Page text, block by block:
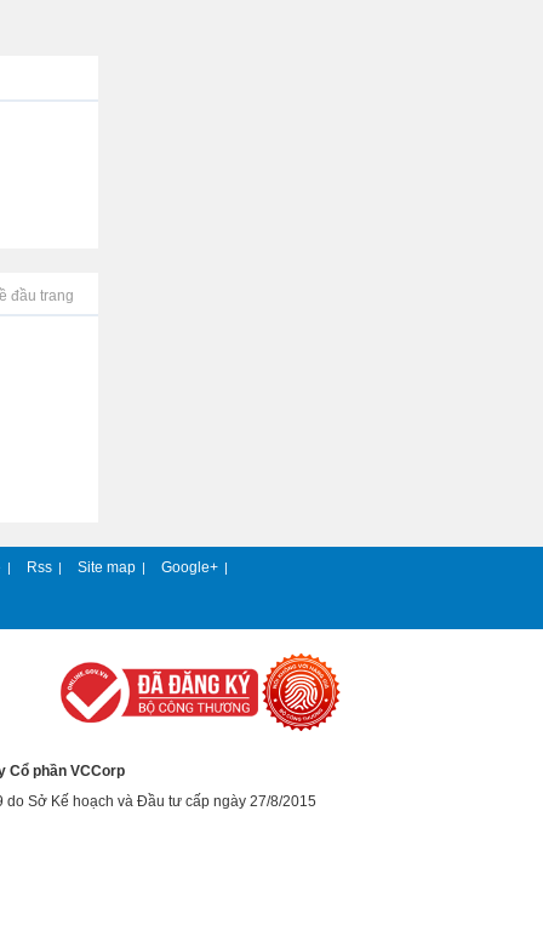
đầu trang
| Rss | Site map | Google+ |
Cổ phần VCCorp
Sở Kế hoạch và Đầu tư cấp ngày 27/8/2015